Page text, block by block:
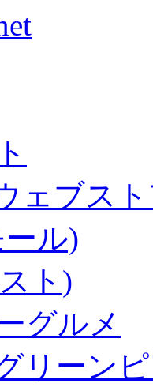
ェブス
ル)
ト)
グルメ
リーン